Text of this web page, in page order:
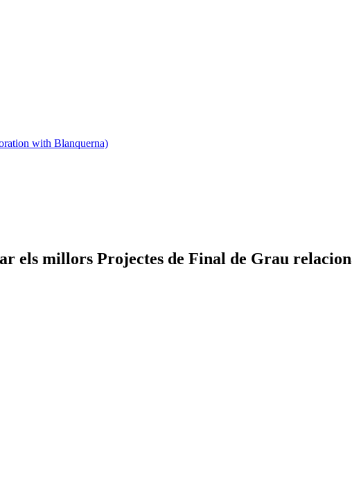
with Blanquerna)
els millors Projectes de Final de Grau